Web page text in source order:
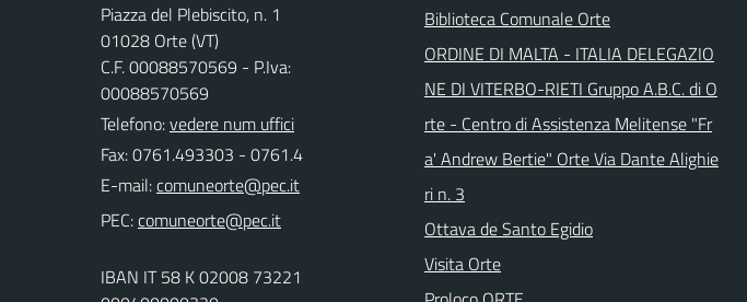
Piazza del Plebiscito, n. 1
01028 Orte (VT)
C.F. 00088570569 - P.Iva:
00088570569
Telefono:vedere num uffici
Fax: 0761.493303 - 0761.4
E-mail:
PEC:
IBAN IT 58 K 02008 73221
Biblioteca Comunale Orte
ORDINE DI MALTA - ITALIA DELEGAZIO
NE DI VITERBO-RIETI Gruppo A.B.C. di O
rte - Centro di Assistenza Melitense "Fr
a' Andrew Bertie" Orte Via Dante Alighie
ri n. 3
Ottava de Santo Egidio
Visita Orte